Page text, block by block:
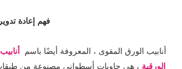
فهم إعادة
أنابيب الورق المقوى ، المعروفة أيضًا باسم
الورقية ، هي حاويات أسطواني مصنوعة من